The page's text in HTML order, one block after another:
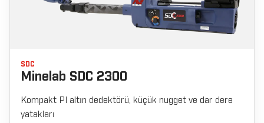
SDC
Minelab SDC 2300
Kompakt PI altın dedektörü, küçük nugget ve dar dere
yatakları